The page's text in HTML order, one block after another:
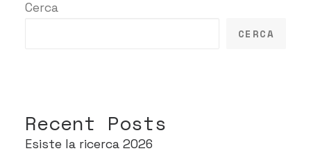
Cerca
CERCA
Recent Posts
Esiste la ricerca 2026